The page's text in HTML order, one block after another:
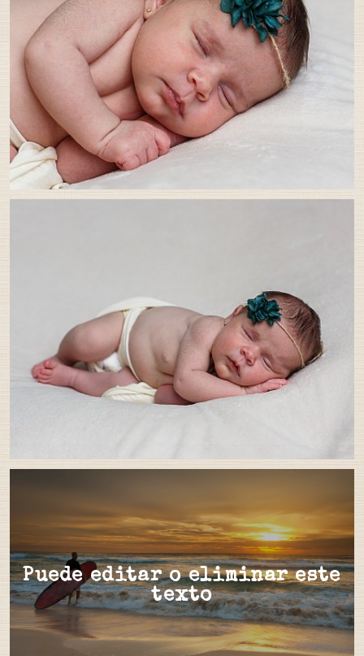
Puede editar o eliminar este
texto